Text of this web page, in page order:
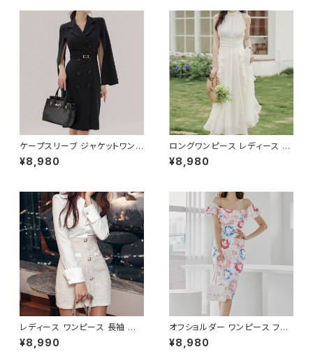
ビジネススーツ ロング パンツス
ーツ ロングパンツ ペプラム ノー
カラースーツ ペプラムジャケット
レディーススーツ 大きいサイズ
オフィス OL オフィスカジュアル
ビジネス 結婚式 パーティー お
呼ばれ ブラック ネイビー グレ
ー S M L XL 2XL 3XL 4XL 5
XL 10代 20代 30代 40代 C-
WAW1079
ワンピドレス OL エレガント フ
ォーマル ブラック ボルドー ホワ
イト 大きいサイズ きれいめ ドレ
スワンピース お呼ばれ 韓国 フ
ァッション オフィスカジュアル 韓
国風 キャバドレス ナイトドレス
ナイトワンピ カジュアル 10代 2
0代 30代 40代 C-OSS0127
ケープスリーブ ジャケットワンピ
ース ベルト付き ワンピース レデ
ィース 長袖 襟付き タイト スー
ート 二次会 結婚式 春 夏 秋 冬
お呼ばれ ブラック ベージュ お
しゃれ 高見え 20代 30代 40代
フォーマル 体型カバー 人気 トレ
ンド C-OSS0136
¥8,980
ロングワンピース レディース シ
フォン フリル ハイネック ノース
リーブ フレア Aライン エレガン
秋 冬 お呼ばれ デート 食事会
フォーマル リゾート パーティー
人気 大人可愛い ホワイト C-O
¥8,980
レディース ワンピース 長袖 シャ
ツワンピース ツイード切替 ミニ
ワンピース 上品 フォーマル ホ
¥8,990
オフショルダー ワンピース フラ
ワー柄 タイトワンピース ドレス
花柄ワンピ 春夏 エレガント 大
¥8,980